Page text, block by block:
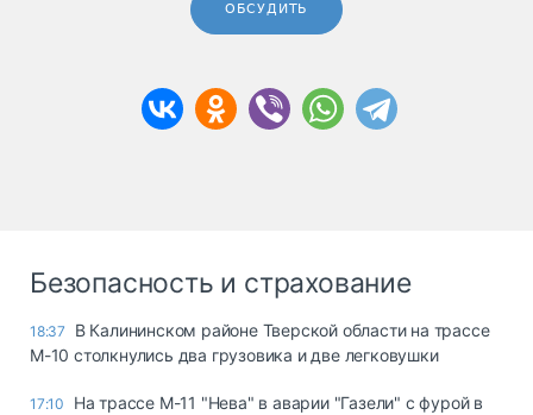
ОБСУДИТЬ
Безопасность и страхование
18:37
В Калининском районе Тверской области на трассе
М-10 столкнулись два грузовика и две легковушки
17:10
На трассе М-11 "Нева" в аварии "Газели" с фурой в